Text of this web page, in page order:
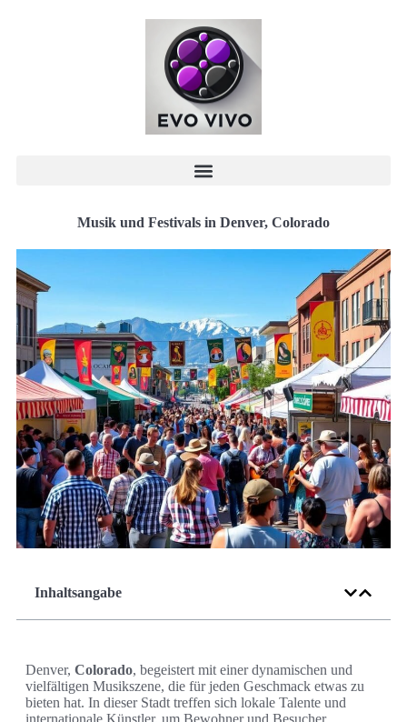
Musik und Festivals in Denver, Colorado
Inhaltsangabe
Denver, Colorado, begeistert mit einer dynamischen und
vielfältigen Musikszene, die für jeden Geschmack etwas zu
bieten hat. In dieser Stadt treffen sich lokale Talente und